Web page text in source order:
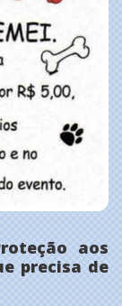
aos
precisa de